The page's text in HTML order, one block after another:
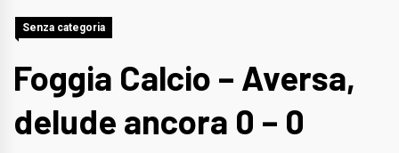
Senza categoria
Foggia Calcio – Aversa,
delude ancora 0 – 0